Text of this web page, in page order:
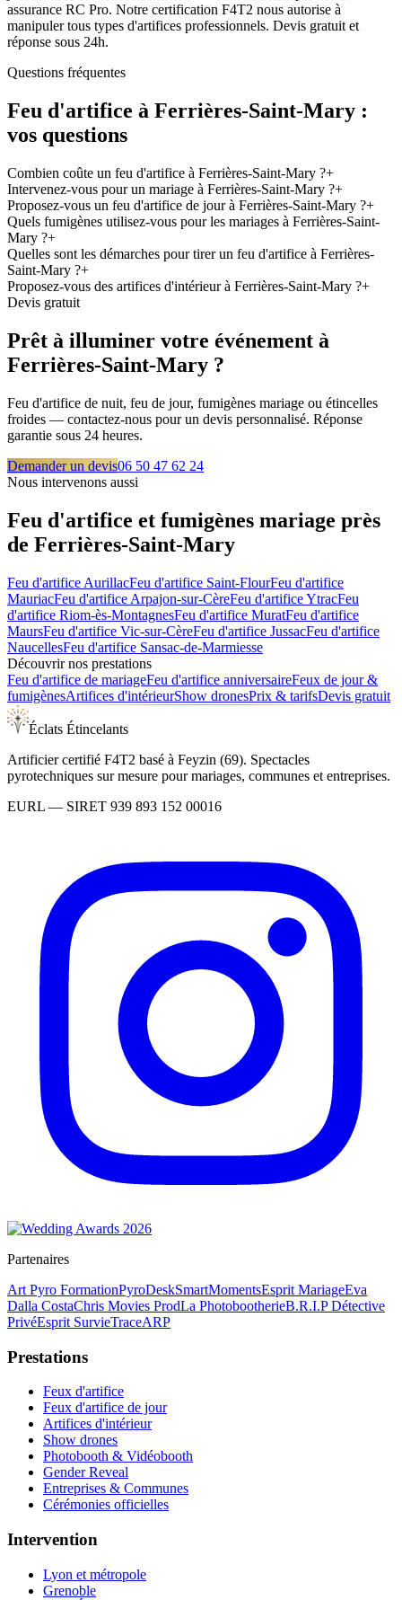
assurance RC Pro. Notre certification F4T2 nous autorise à
manipuler tous types d'artifices professionnels. Devis gratuit et
réponse sous 24h.
Questions fréquentes
Feu d'artifice à Ferrières-Saint-Mary :
vos questions
Combien coûte un feu d'artifice à Ferrières-Saint-Mary ?+
Intervenez-vous pour un mariage à Ferrières-Saint-Mary ?+
Proposez-vous un feu d'artifice de jour à Ferrières-Saint-Mary ?+
Quels fumigènes utilisez-vous pour les mariages à Ferrières-Saint-
Mary ?+
Quelles sont les démarches pour tirer un feu d'artifice à Ferrières-
Saint-Mary ?+
Proposez-vous des artifices d'intérieur à Ferrières-Saint-Mary ?+
Devis gratuit
Prêt à illuminer votre événement à
Ferrières-Saint-Mary ?
Feu d'artifice de nuit, feu de jour, fumigènes mariage ou étincelles
froides — contactez-nous pour un devis personnalisé. Réponse
garantie sous 24 heures.
Demander un devis06 50 47 62 24
Nous intervenons aussi
Feu d'artifice et fumigènes mariage près
de Ferrières-Saint-Mary
Feu d'artifice AurillacFeu d'artifice Saint-FlourFeu d'artifice
MauriacFeu d'artifice Arpajon-sur-CèreFeu d'artificeYtracFeu
d'artifice Riom-ès-MontagnesFeu d'artifice MuratFeu d'artifice
MaursFeu d'artifice Vic-sur-CèreFeu d'artifice JussacFeu d'artifice
NaucellesFeu d'artifice Sansac-de-Marmiesse
Découvrir nos prestations
Feu d'artifice de mariageFeu d'artifice anniversaireFeux de jour &
fumigènesArtifices d'intérieurShow dronesPrix & tarifsDevis gratuit
Éclats Étincelants
Artificier certifié F4T2 basé à Feyzin (69). Spectacles
pyrotechniques sur mesure pour mariages, communes et entreprises.
EURL — SIRET 939 893 152 00016
Partenaires
Art Pyro FormationPyroDeskSmartMomentsEsprit MariageEva
Dalla CostaChris Movies ProdLa PhotobootherieB.R.I.P Détective
PrivéEsprit SurvieTraceARP
Prestations
Feux d'artifice
Feux d'artifice de jour
Artifices d'intérieur
Show drones
Photobooth & Vidéobooth
Gender Reveal
Entreprises & Communes
Cérémonies officielles
Intervention
Lyon et métropole
Grenoble